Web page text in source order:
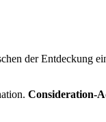
der Entdeckung
Consideration-